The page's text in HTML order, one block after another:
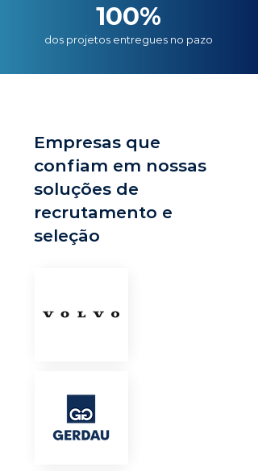
100%
dos projetos entregues no pazo
Empresas que
confiam em nossas
soluções de
recrutamento e
seleção